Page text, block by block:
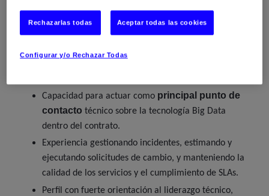
Capacidad para actuar como principal punto de
contacto técnico sobre la tecnología Big Data
dentro del contrato.
Experiencia gestionando incidentes, estimando y
ejecutando solicitudes de cambio, y manteniendo la
calidad de los servicios y el cumplimiento de SLAs.
Perfil con fuerte orientación al liderazgo técnico,
Configurar y/o Rechazar Todas
Rechazarlas todas Aceptar todas las cookies